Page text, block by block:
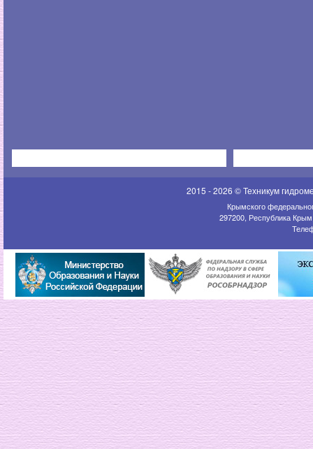
2015 - 2026 © Техникум
Крымского
297200, Республика